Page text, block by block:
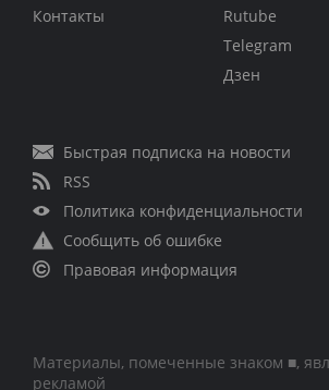
Контакты
Rutube
Telegram
Дзен
Быстрая подписка на новости
RSS
Политика конфиденциальности
Сообщить об ошибке
Правовая информация
Материалы, помеченные знаком ■,
рекламой